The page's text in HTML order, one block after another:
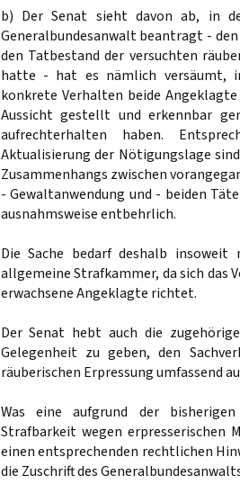
b) Der Senat sieht davon ab, in
Generalbundesanwalt beantragt -
den Tatbestand der versuchten
hatte - hat es nämlich versäumt,
konkrete Verhalten beide
Aussicht gestellt und erkennbar
aufrechterhalten haben.
Aktualisierung der Nötigungslage
Zusammenhangs zwischen
- Gewaltanwendung und - beiden
ausnahmsweise entbehrlich.
Die Sache bedarf deshalb insoweit
allgemeine Strafkammer, da sich das
erwachsene Angeklagte richtet.
Der Senat hebt auch die
Gelegenheit zu geben, den
räuberischen Erpressung umfassend
Was eine aufgrund der
Strafbarkeit wegen erpresserischen
einen entsprechenden rechtlichen
die Zuschrift des